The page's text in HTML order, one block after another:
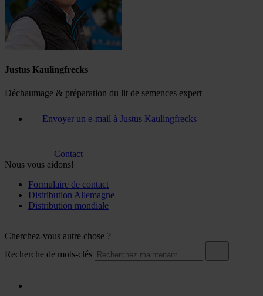
Justus Kaulingfrecks
Déchaumage & préparation du lit de semences expert
Envoyer un e-mail à Justus Kaulingfrecks
Contact
Nous vous aidons!
Formulaire de contact
Distribution Allemagne
Distribution mondiale
Cherchez-vous autre chose ?
Recherche de mots-clés